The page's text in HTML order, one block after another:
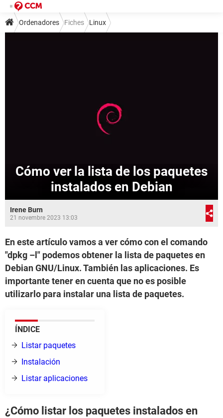
Ordenadores Fiches Linux
Cómo ver la lista de los paquetes
instalados en Debian
Irene Burn
21 novembre 2023 13:03
En este artículo vamos a ver cómo con el comando
"dpkg –l" podemos obtener la lista de paquetes en
Debian GNU/Linux. También las aplicaciones. Es
importante tener en cuenta que no es posible
utilizarlo para instalar una lista de paquetes.
ÍNDICE
Listar paquetes
Instalación
Listar aplicaciones
¿Cómo listar los paquetes instalados en